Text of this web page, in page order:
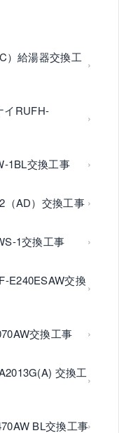
）給湯器交換工
イRUFH-
1BL交換工事
（AD）交換工事
1交換工事
E240ESAW交換
交換工事
交換工
BL交換工事